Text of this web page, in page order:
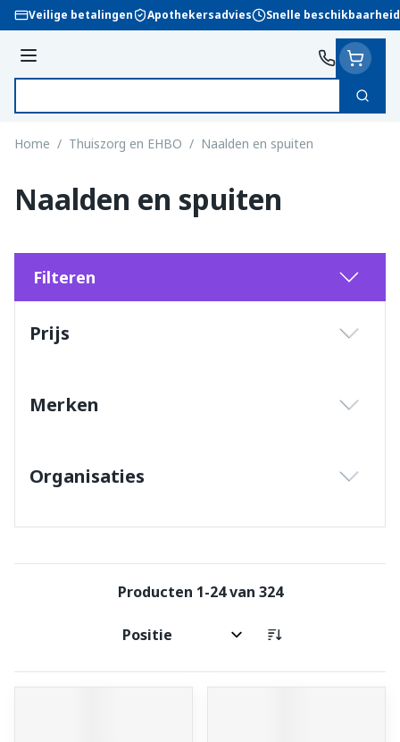
Ga naar de inhoud
Veilige betalingen Apothekersadvies Snelle beschikbaarheid
Menu
Zoek
Home / Thuiszorg en EHBO / Naalden en spuiten
Naalden en spuiten
Filteren
Prijs
Merken
Organisaties
Producten 1-24van 324
Sorteer op: